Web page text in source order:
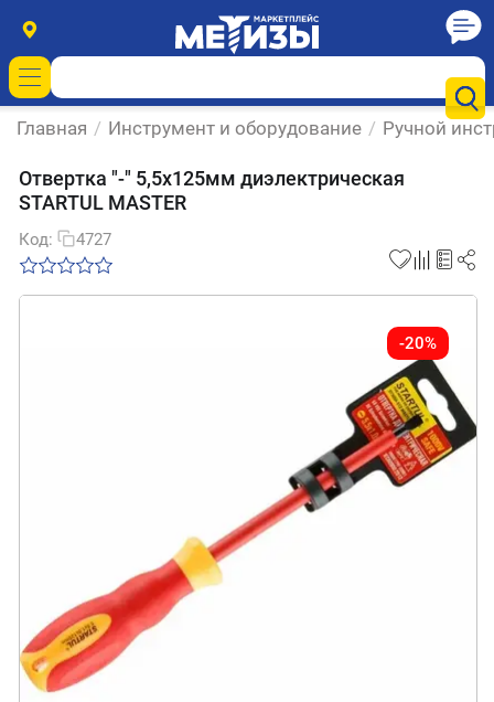
Главная / Инструмент и оборудование / Ручной
Отвертка "-" 5,5x125мм диэлектрическая
STARTUL MASTER
Код: 4727
-20%